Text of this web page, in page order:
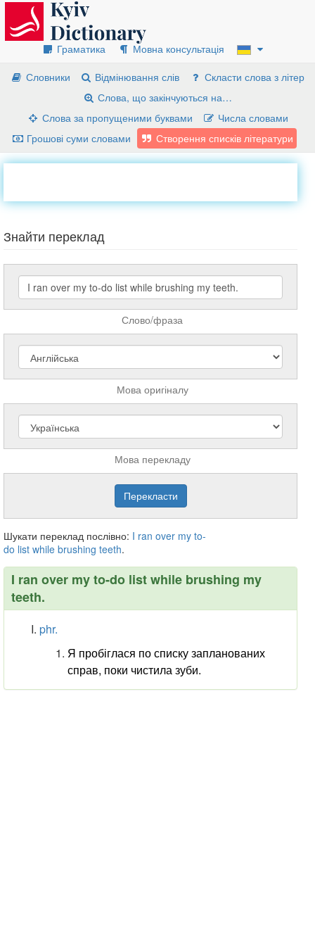
Граматика
Мовна консультація
Словники
Відмінювання слів
Скласти слова з літер
Слова, що закінчуються на…
Слова за пропущеними буквами
Числа словами
Грошові суми словами
Створення списків літератури
Знайти переклад
Слово/фраза
Мова оригіналу
Мова перекладу
Шукати переклад послівно: I ran over my to-
do list while brushing teeth.
I ran over my to-do list while brushing my
teeth.
phr.
Я пробіглася по списку запланованих
справ, поки чистила зуби.